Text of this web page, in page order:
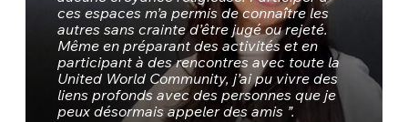
ces espaces m’a permis de connaître les
autres sans crainte d’être jugé ou rejeté.
Même en préparant des activités et en
participant à des rencontres avec toute la
United World Community, j’ai pu vivre des
liens profonds avec des personnes que je
peux désormais appeler des amis ”.